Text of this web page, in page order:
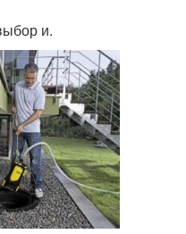
и.